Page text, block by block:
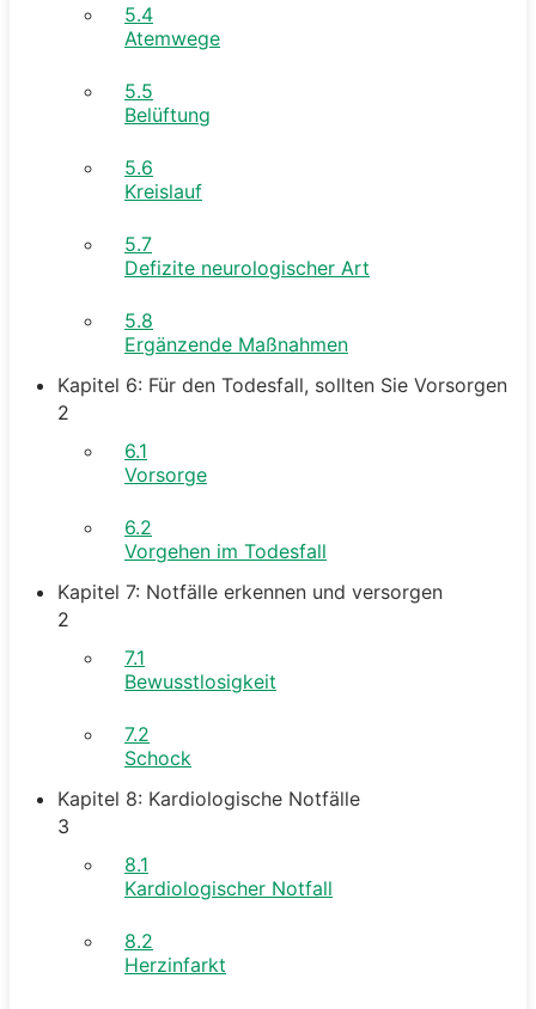
5.4
Atemwege
5.5
Belüftung
5.6
Kreislauf
5.7
Defizite neurologischer Art
5.8
Ergänzende Maßnahmen
Kapitel 6: Für den Todesfall, sollten Sie Vorsorgen
2
6.1
Vorsorge
6.2
Vorgehen im Todesfall
Kapitel 7: Notfälle erkennen und versorgen
2
7.1
Bewusstlosigkeit
7.2
Schock
Kapitel 8: Kardiologische Notfälle
3
8.1
Kardiologischer Notfall
8.2
Herzinfarkt